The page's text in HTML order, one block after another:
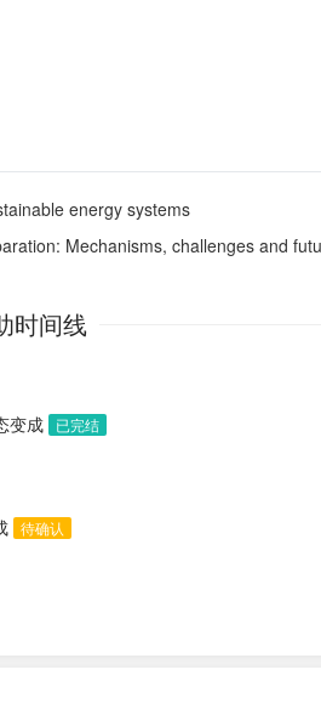
energy systems
Mechanisms, challenges and
时间线
变成 已完结
待确认